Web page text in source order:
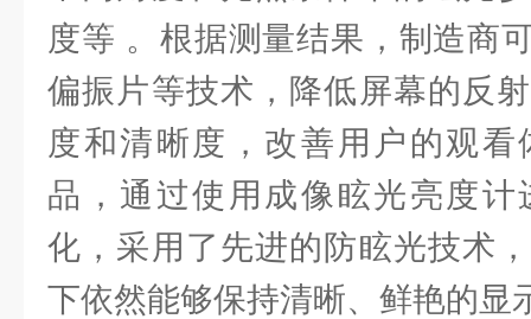
度等 。根据测量结果，制造商
偏振片等技术，降低屏幕的反
度和清晰度，改善用户的观
品，通过使用成像眩光亮度
化，采用了先进的防眩光技术
下依然能够保持清晰、鲜艳的显